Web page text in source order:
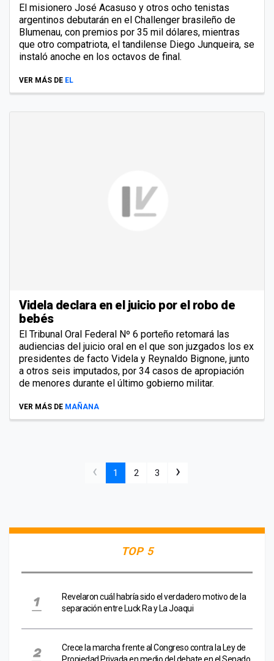
El misionero José Acasuso y otros ocho tenistas
argentinos debutarán en el Challenger brasileño de
Blumenau, con premios por 35 mil dólares, mientras
que otro compatriota, el tandilense Diego Junqueira, se
instaló anoche en los octavos de final.
VER MÁS DE EL
Videla declara en el juicio por el robo de
bebés
El Tribunal Oral Federal Nº 6 porteño retomará las
audiencias del juicio oral en el que son juzgados los ex
presidentes de facto Videla y Reynaldo Bignone, junto
a otros seis imputados, por 34 casos de apropiación
de menores durante el último gobierno militar.
VER MÁS DE MAÑANA
‹ 1 2 3 ›
TOP 5
Revelaron cuál habría sido el verdadero motivo de la
separación entre Luck Ra y La Joaqui
Crece la marcha frente al Congreso contra la Ley de